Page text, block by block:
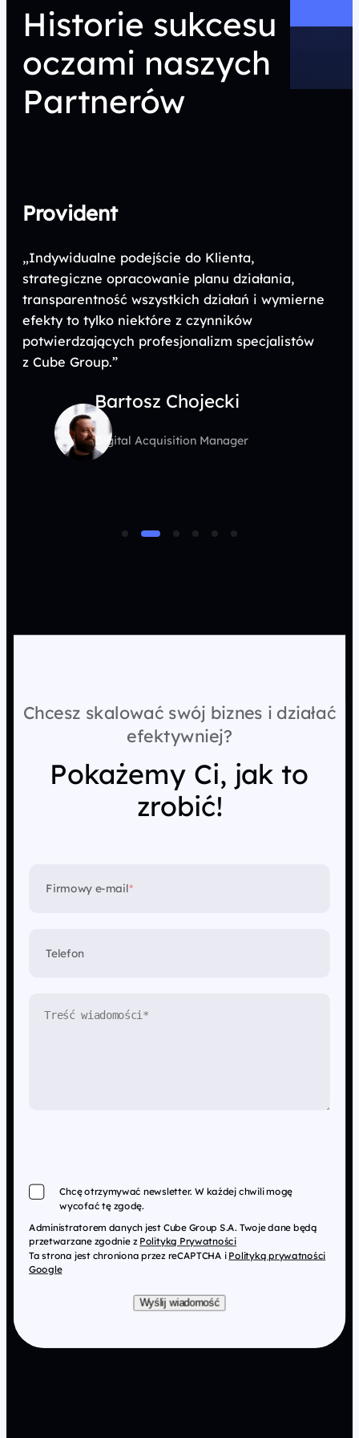
Historie sukcesu
oczami naszych
Partnerów
Provident
„Indywidualne podejście do Klienta,
strategiczne opracowanie planu działania,
transparentność wszystkich działań i wymierne
efekty to tylko niektóre z czynników
potwierdzających profesjonalizm specjalistów
z Cube Group.”
Bartosz Chojecki
Digital Acquisition Manager
Chcesz skalować swój biznes i działać
efektywniej?
Pokażemy Ci, jak to
zrobić!
Firmowy e-mail*
Telefon
Chcę otrzymywać newsletter. W każdej chwili mogę
wycofać tę zgodę.
Administratorem danych jest Cube Group S.A. Twoje dane będą
przetwarzane zgodnie z Polityką Prywatności
Ta strona jest chroniona przez reCAPTCHA i Polityką prywatności
Google
Wyślij wiadomość